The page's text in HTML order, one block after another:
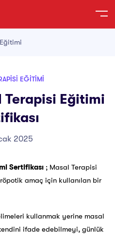
EĞITIMI
Terapisi Eğitimi
2025
Sertifikası ; Masal Terapisi
amaç için kullanılan bir
kullanmak yerine masal
ifade edebilmeyi, günlük